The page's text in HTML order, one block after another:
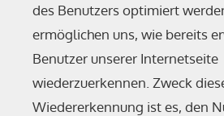
des Benutzers optimiert
ermöglichen uns, wie bereits
Benutzer unserer Internetseite
wiederzuerkennen. Zweck
Wiedererkennung ist es, den